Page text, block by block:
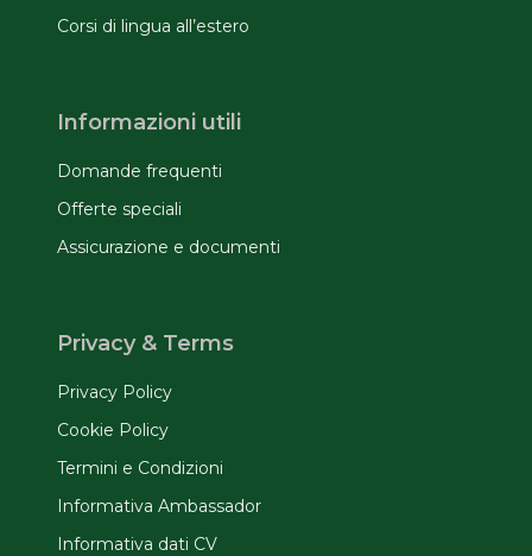
Corsi di lingua all’estero
Informazioni utili
Domande frequenti
Offerte speciali
Assicurazione e documenti
Privacy & Terms
Privacy Policy
Cookie Policy
Termini e Condizioni
Informativa Ambassador
Informativa dati CV